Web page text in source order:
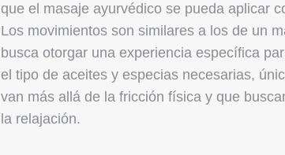
que el masaje ayurvédico se pueda aplicar
Los movimientos son similares a los de un
busca otorgar una experiencia específica
el tipo de aceites y especias necesarias,
van más allá de la fricción física y que
la relajación.